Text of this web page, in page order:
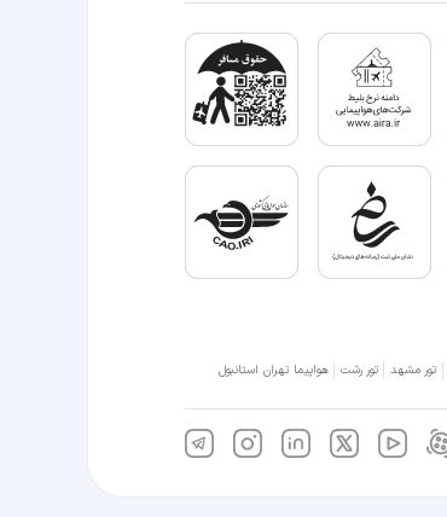
تور مشهد تور رشت هواپیما تهران استانبول